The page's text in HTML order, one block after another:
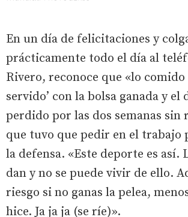
En un día de felicitaciones y
prácticamente todo el día al
Rivero, reconoce que «lo
servido’ con la bolsa ganada y el
perdido por las dos semanas sin
que tuvo que pedir en el trabajo
la defensa. «Este deporte es así.
dan y no se puede vivir de ello.
riesgo si no ganas la pelea,
hice. Ja ja ja (se ríe)».